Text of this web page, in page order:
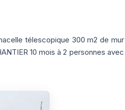
télescopique 300 m2 de
10 mois à 2 personnes